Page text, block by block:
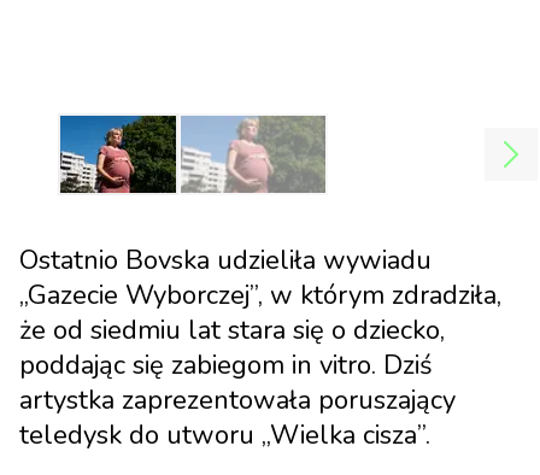
Ostatnio Bovska udzieliła wywiadu
„Gazecie Wyborczej”, w którym zdradziła,
że od siedmiu lat stara się o dziecko,
poddając się zabiegom in vitro. Dziś
artystka zaprezentowała poruszający
teledysk do utworu „Wielka cisza”.